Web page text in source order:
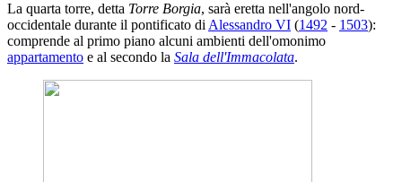
La quarta torre, detta Torre Borgia, sarà eretta nell'angolo nord-
occidentale durante il pontificato di Alessandro VI (1492 - 1503):
comprende al primo piano alcuni ambienti dell'omonimo
appartamento e al secondo la Sala dell'Immacolata.